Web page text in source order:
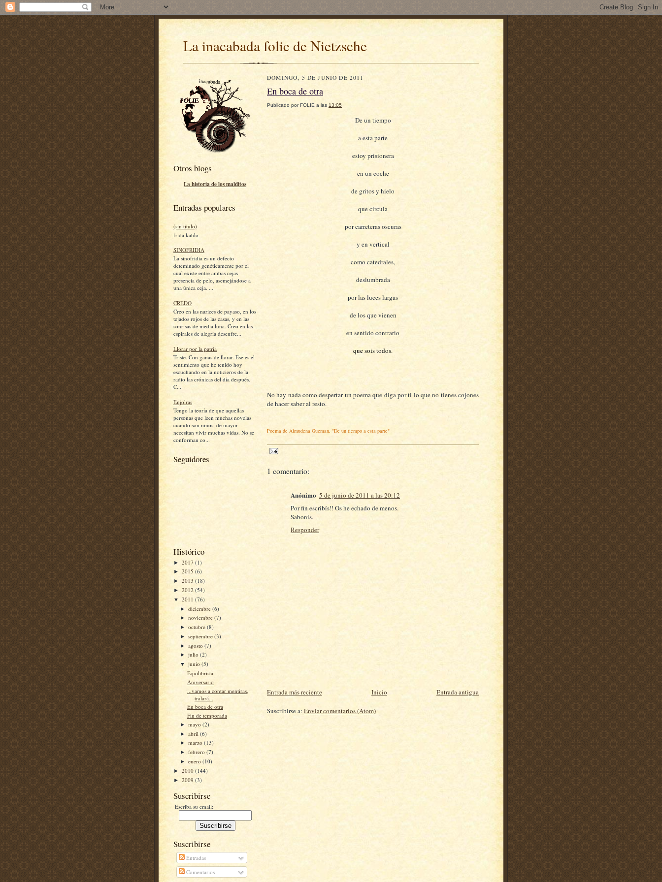
La inacabada folie de Nietzsche
Otros blogs
La historia de los malditos
Entradas populares
(sin título)
frida kahlo
SINOFRIDIA
La sinofridia es un defecto
deteminado genéticamente por el
cual existe entre ambas cejas
presencia de pelo, asemejándose a
una única ceja. ...
CREDO
Creo en las narices de payaso, en los
tejados rojos de las casas, y en las
sonrisas de media luna. Creo en las
espirales de alegría desenfre...
Llorar por la patria
Triste. Con ganas de llorar. Ese es el
sentimiento que he tenido hoy
escuchando en la noticieros de la
radio las crónicas del día después.
C...
Enjolras
Tengo la teoría de que aquellas
personas que leen muchas novelas
cuando son niños, de mayor
necesitan vivir muchas vidas. No se
conforman co...
Seguidores
Histórico
► 2017 (1)
► 2015 (6)
► 2013 (18)
► 2012 (54)
▼ 2011 (76)
►diciembre(6)
►noviembre(7)
►octubre(8)
►septiembre(3)
►agosto(7)
►julio(2)
▼junio(5)
Equilibrista
Aniversario
...vamos a contar mentiras,
tralará...
En boca de otra
Fin de temporada
►mayo(2)
►abril(6)
►marzo(13)
►febrero(7)
►enero(10)
► 2010 (144)
► 2009 (3)
Suscribirse
Escriba su email:
Suscribirse
Entradas
Comentarios
DOMINGO, 5 DE JUNIO DE 2011
En boca de otra
Publicado porFOLIE a las 13:05
De un tiempo
a esta parte
estoy prisionera
en un coche
de gritos y hielo
que circula
por carreteras oscuras
y en vertical
como catedrales,
deslumbrada
por las luces largas
de los que vienen
en sentido contrario
que sois todos.
No hay nada como despertar un poema que diga por ti lo que no tienes cojones
de hacer saber al resto.
Poema de Almudena Guzman, "De un tiempo a esta parte"
1 comentario:
Anónimo 5 de junio de 2011 a las 20:12
Por fin escribís!! Os he echado de menos.
Sabonis.
Responder
Entrada más reciente Entrada antigua
Inicio
Suscribirse a: Enviar comentarios (Atom)